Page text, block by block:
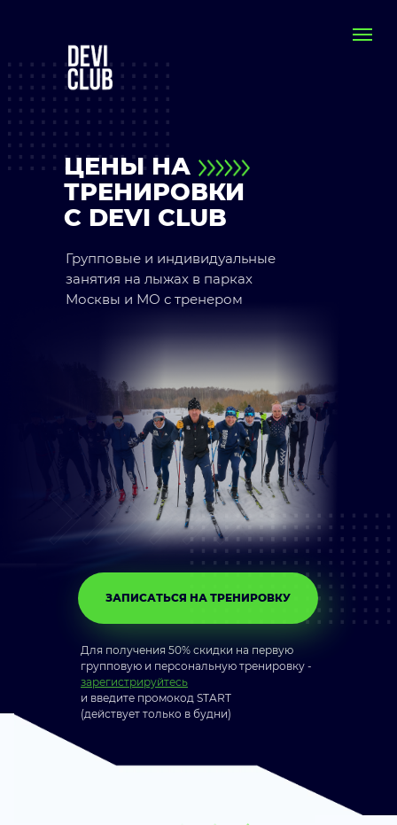
ЦЕНЫ НА
ТРЕНИРОВКИ
С DEVI CLUB
Групповые и индивидуальные
занятия на лыжах в парках
Москвы и МО с тренером
Для получения 50% скидки на первую
групповую и персональную тренировку -
зарегистрируйтесь
и введите промокод START
(действует только в будни)
ЗАПИСАТЬСЯ НА ТРЕНИРОВКУ